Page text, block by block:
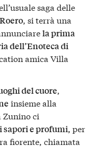
saga delle
, si terrà una
la prima
dell’Enoteca di
amica Villa
del cuore,
insieme alla
Zunino ci
sapori e profumi, per
fiorente, chiamata